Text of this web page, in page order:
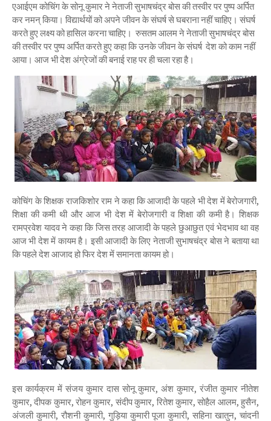
एआईएम कोचिंग के सोनू कुमार ने नेताजी सुभाषचंद्र बोस की तस्वीर पर पुष्प अर्पित
कर नमन् किया। विद्यार्थयों को अपने जीवन के संघर्ष से घबराना नहीं चाहिए। संघर्ष
करते हुए लक्ष्य को हासिल करना चाहिए। रुसतम आलम ने नेताजी सुभाषचंद्र बोस
की तस्वीर पर पुष्प अर्पित करते हुए कहा कि उनके जीवन के संघर्ष देश को काम नहीं
आया। आज भी देश अंग्रेजों की बनाई राह पर ही चला रहा है।
कोचिंग के शिक्षक राजकिशोर राम ने कहा कि आजादी के पहले भी देश में बेरोजगारी,
शिक्षा की कमी थी और आज भी देश में बेरोजगारी व शिक्षा की कमी है। शिक्षक
रामप्रवेश यादव ने कहा कि जिस तरह आजादी के पहले छुआछुत एवं भेदभाव था वह
आज भी देश में कायम है। इसी आजादी के लिए नेताजी सुभाषचंद्र बोस ने बताया था
कि पहले देश आजाद हो फिर देश में समानता कायम हो।
इस कार्यक्रम में संजय कुमार दास सोनू कुमार, अंश कुमार, रंजीत कुमार नीतेश
कुमार, दीपक कुमार, रोहन कुमार, संदीप कुमार, रितेश कुमार, सोहैल आलम, हुसैन,
अंजली कुमारी, रौशनी कुमारी, गुड़िया कुमारी पूजा कुमारी, सहिना खातुन, चांदनी